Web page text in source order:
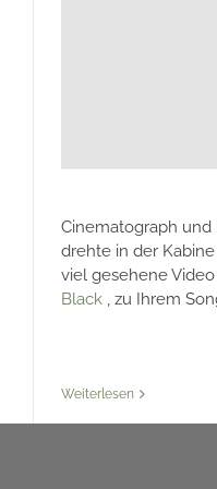
Cinematograph
drehte in der
viel gesehene
Black , zu Ihrem
Weiterlesen